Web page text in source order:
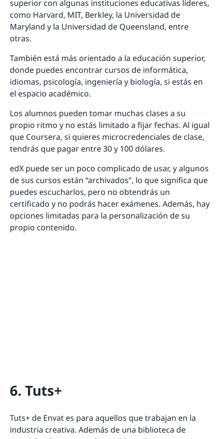
superior con algunas instituciones educativas líderes,
como Harvard, MIT, Berkley, la Universidad de
Maryland y la Universidad de Queensland, entre
otras.
También está más orientado a la educación superior,
donde puedes encontrar cursos de informática,
idiomas, psicología, ingeniería y biología, si estás en
el espacio académico.
Los alumnos pueden tomar muchas clases a su
propio ritmo y no estás limitado a fijar fechas. Al igual
que Coursera, si quieres microcredenciales de clase,
tendrás que pagar entre 30 y 100 dólares.
edX puede ser un poco complicado de usar, y algunos
de sus cursos están “archivados”, lo que significa que
puedes escucharlos, pero no obtendrás un
certificado y no podrás hacer exámenes. Además, hay
opciones limitadas para la personalización de su
propio contenido.
6. Tuts+
Tuts+ de Envat es para aquellos que trabajan en la
industria creativa. Además de una biblioteca de